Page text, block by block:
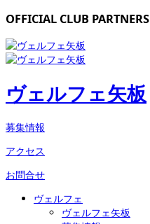
OFFICIAL CLUB PARTNERS
ヴェルフェ矢板
募集情報
アクセス
お問合せ
ヴェルフェ
ヴェルフェ矢板